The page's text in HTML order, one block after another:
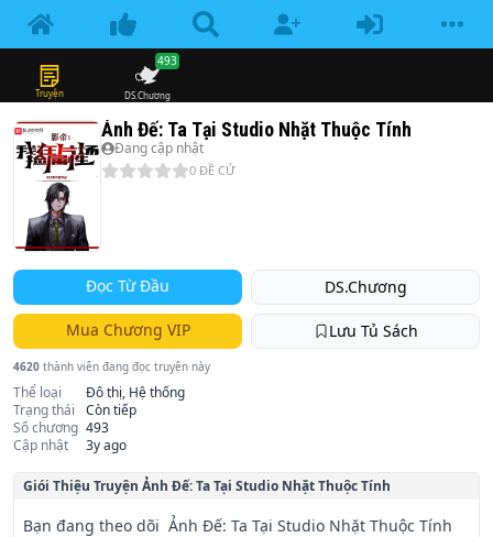
Truyện DS.Chương
493
Ảnh Đế: Ta Tại Studio Nhặt Thuộc Tính
Đang cập nhật
0 ĐỀ CỬ
Đọc Từ Đầu DS.Chương
Mua Chương VIP Lưu Tủ Sách
4620 thành viên đang đọc truyện này
Thể loại
Đô thị, Hệ thống
Trạng thái
Còn tiếp
Số chương 493
Cập nhật
3y ago
Giói Thiệu Truyện Ảnh Đế: Ta Tại Studio Nhặt Thuộc Tính
Bạn đang theo dõi  Ảnh Đế: Ta Tại Studio Nhặt Thuộc Tính